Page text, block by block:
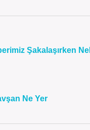
Şakalaşırken
Ne Yer